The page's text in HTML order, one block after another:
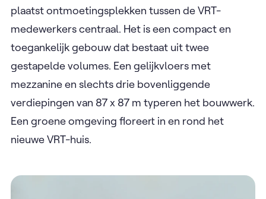
plaatst ontmoetingsplekken tussen de VRT-
medewerkers centraal. Het is een compact en
toegankelijk gebouw dat bestaat uit twee
gestapelde volumes. Een gelijkvloers met
mezzanine en slechts drie bovenliggende
verdiepingen van 87 x 87 m typeren het bouwwerk.
Een groene omgeving floreert in en rond het
nieuwe VRT-huis.